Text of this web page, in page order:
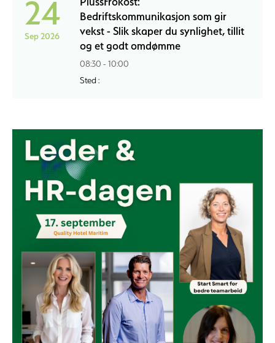
24
Sep 2026
Bedriftskommunikasjon som gir
vekst - Slik skaper du synlighet, tillit
og et godt omdømme
08:30 - 10:00
Sted :